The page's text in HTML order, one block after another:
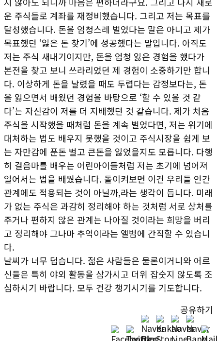
운 주식들로 계좌를 재정비했습니다. 그리고 저는 목표를
달성했습니다. 돈을 엄청스레 벌었다는 말은 아니고 제가
목표했던 ‘잃은 돈 찾기’에 성공했다는 말입니다. 아직도
저는 주식 새내기이지만, 돈을 엄청 잃은 경험을 했다가
본전을 찾고 보니 쓰라리었던 제 경험이 소중하기만 합니
다. 이상하게 돈을 날렸을 때도 두렵다는 감정보다는, 돈
을 잃으면서 배웠던 경험을 바탕으로 ‘할 수 있을 것 같
다’는 자신감이 저를 더 지배했던 것 같습니다. 제가 처음
주식을 시작했을 때처럼 돈을 계속 벌었다면, 저는 위기에
대처하는 법도 배우지 못했을 것이고 주식시장을 쉽게 보
는 자만감에 푼돈 벌고 큰돈을 잃었을지도 모릅니다. 다행
히 걸음마를 배우는 어린아이들처럼 저는 초기에 넘어져
일어서는 법을 배웠습니다. 돌이켜보면 이건 우리들 인간
관계에도 적용되는 것이 아닐까,라는 생각이 듭니다. 미래
가 없는 주식은 과감히 정리해야 하는 것처럼 서로 상처를
주거나 편하지 않은 관계는 나아질 것이라는 희망을 버리
고 정리해야 그나마 추억이라는 앨범에 간직할 수 있습니
다.
날씨가 너무 덥습니다. 젊은 사람들은 물론이거니와 어르
신들은 특히 야외 활동을 삼가시고 더위 잡숫지 않도록 조
심하시기 바랍니다. 모두 건강 챙기시기를 기도합니다.
공유하기